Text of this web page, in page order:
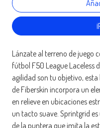
Lánzate al terreno de juego
fútbol F50 League Laceless
agilidad son tu objetivo,
de Fiberskin incorpora un
en relieve en ubicaciones
un tacto suave. Sprintgrid
de la puntera que imita la